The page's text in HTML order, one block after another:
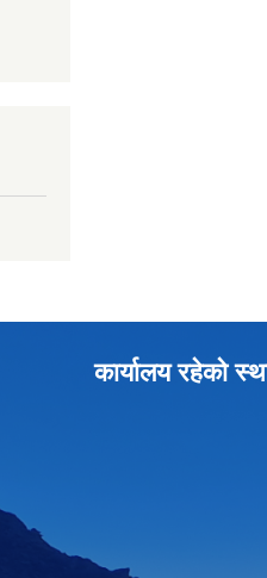
कार्यालय रहेको